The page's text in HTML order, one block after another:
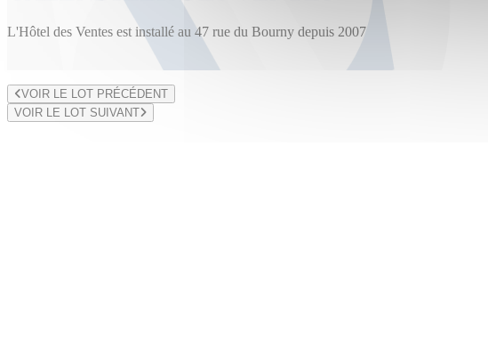
L'Hôtel des Ventes est installé au 47 rue du Bourny depuis 2007
VOIR LE LOT PRÉCÉDENT
VOIR LE LOT SUIVANT